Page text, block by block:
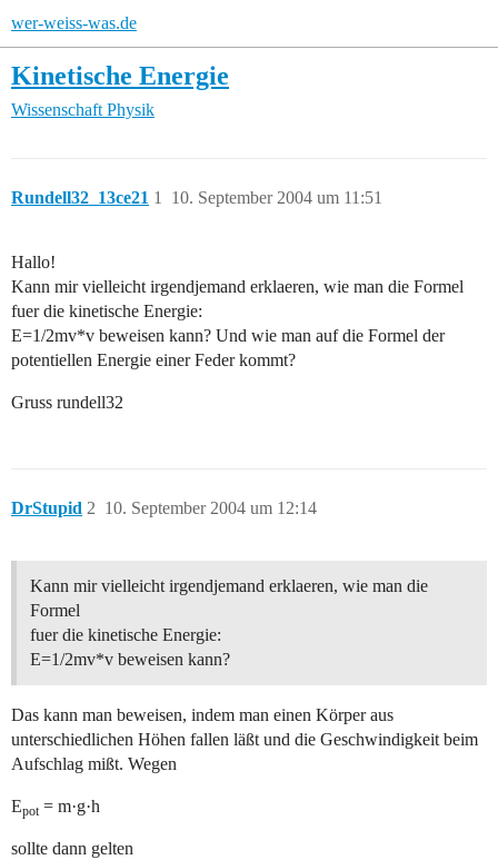
wer-weiss-was.de
Kinetische Energie
Wissenschaft Physik
Rundell32_13ce21 10. September 2004 um 11:51
1
Hallo!
Kann mir vielleicht irgendjemand erklaeren, wie man die Formel
fuer die kinetische Energie:
E=1/2mv*v beweisen kann? Und wie man auf die Formel der
potentiellen Energie einer Feder kommt?
Gruss rundell32
DrStupid 10. September 2004 um 12:14
2
Kann mir vielleicht irgendjemand erklaeren, wie man die
Formel
fuer die kinetische Energie:
E=1/2mv*v beweisen kann?
Das kann man beweisen, indem man einen Körper aus
unterschiedlichen Höhen fallen läßt und die Geschwindigkeit beim
Aufschlag mißt. Wegen
Epot = m·g·h
sollte dann gelten